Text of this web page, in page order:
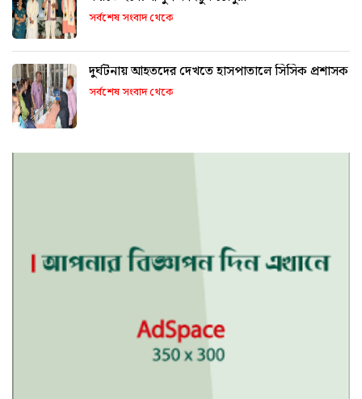
সর্বশেষ সংবাদ থেকে
দুর্ঘটনায় আহতদের দেখতে হাসপাতালে সিসিক প্রশাসক
সর্বশেষ সংবাদ থেকে